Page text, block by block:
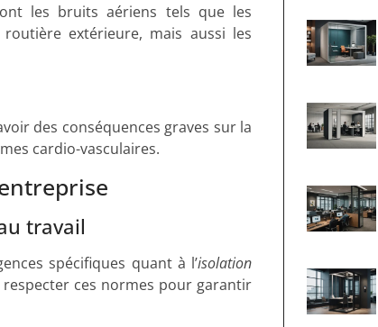
les bruits aériens tels que les
extérieure, mais aussi les
des conséquences graves sur la
cardio-vasculaires.
travail
spécifiques quant à l’isolation
ces normes pour garantir